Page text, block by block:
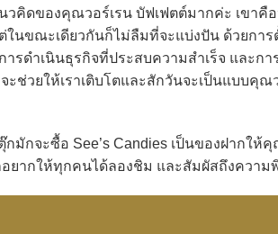
ของคุณวอร์เรน บัฟเฟตต์มากค่ะ เขาคือ
นขณะเดียวกันก็ไม่ลืมที่จะแบ่งปัน ด้วยกา
รดำเนินธุรกิจที่ประสบความสำเร็จ และก
ะช่วยให้เราเติบโตและสักวันจะเป็นแบบคุณ
กจะซื้อ See’s Candies เป็นของฝากให้
ากให้ทุกคนได้ลองชิม และสัมผัสถึงความพิ